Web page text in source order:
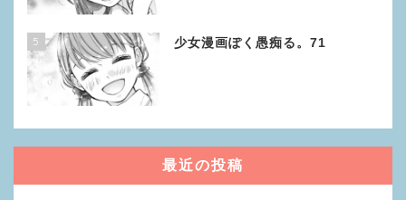
5 少女漫画ぽく愚痴る。71
最近の投稿